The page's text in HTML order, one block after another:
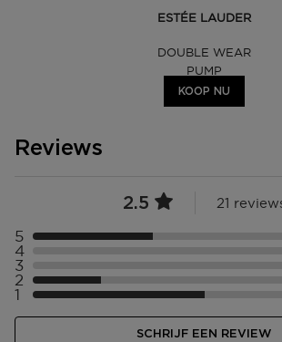
ESTÉE LAUDER
DOUBLE WEAR
PUMP
KOOP NU
Reviews
2.5 21
Selecteer ({numberOfReviews}} met 5 sterren
5
Selecteer ({numberOfReviews}} met 4 sterren
4
Selecteer ({numberOfReviews}} met 3 sterren
3
Selecteer ({numberOfReviews}} met 2 sterren
2
Selecteer ({numberOfReviews}} met 1 sterren
1
SCHRIJF EEN REVIEW